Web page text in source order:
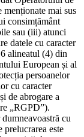
menționate mai sus
consimțământ
sau (iii) atunci
datele cu caracter
alineatul (4) din
European și al
persoanelor
cu caracter
de abrogare a
„RGPD”).
cu
prelucrarea este